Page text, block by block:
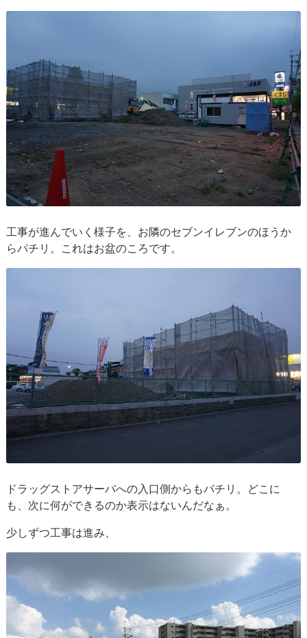
工事が進んでいく様子を、お隣のセブンイレブンのほうか
らパチリ。これはお盆のころです。
ドラッグストアサーバへの入口側からもパチリ。どこに
も、次に何ができるのか表示はないんだなぁ。
少しずつ工事は進み、